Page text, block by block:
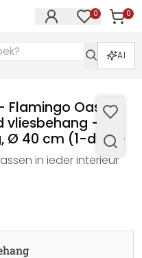
0 0
AI
Flamingo Oase -
vliesbehang -
Ø 40 cm (1-delig)
in ieder interieur